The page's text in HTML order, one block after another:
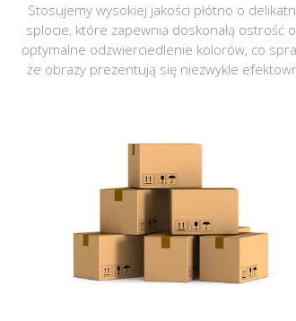
Stosujemy wysokiej jakości płótno o
splocie, które zapewnia doskonałą ostrość
optymalne odzwierciedlenie kolorów, co
że obrazy prezentują się niezwykle